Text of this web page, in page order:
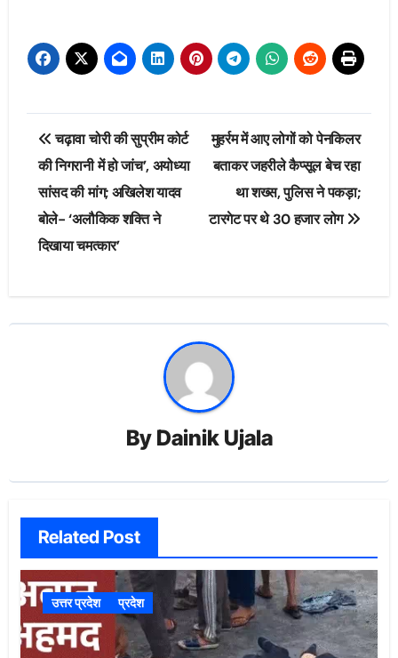
Post
navigation
चढ़ावा चोरी की सुप्रीम कोर्ट
की निगरानी में हो जांच’, अयोध्या
सांसद की मांग; अखिलेश यादव
बोले- ‘अलौकिक शक्ति ने
दिखाया चमत्कार’
मुहर्रम में आए लोगों को पेनकिलर
बताकर जहरीले कैप्सूल बेच रहा
था शख्स, पुलिस ने पकड़ा;
टारगेट पर थे 30 हजार लोग
By Dainik Ujala
Related Post
उत्तर प्रदेश प्रदेश